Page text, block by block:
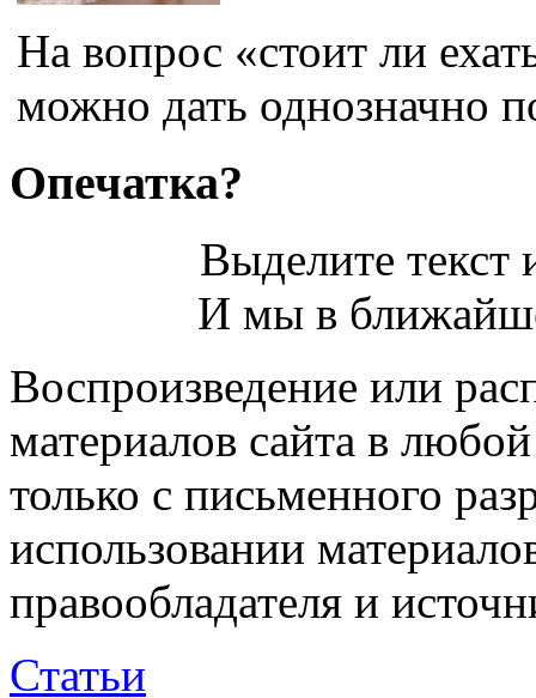
На вопрос «стоит ли
можно дать однозначно
Опечатка?
Выделите
И мы в
Воспроизведение или
материалов сайта в
только с письменного
использовании
правообладателя и
Статьи